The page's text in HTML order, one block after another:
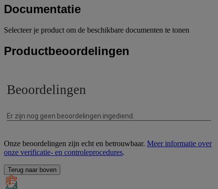
Documentatie
Selecteer je product om de beschikbare documenten te tonen
Productbeoordelingen
Onze beoordelingen zijn echt en betrouwbaar. Meer informatie over
onze verificatie- en controleprocedures.
Terug naar boven